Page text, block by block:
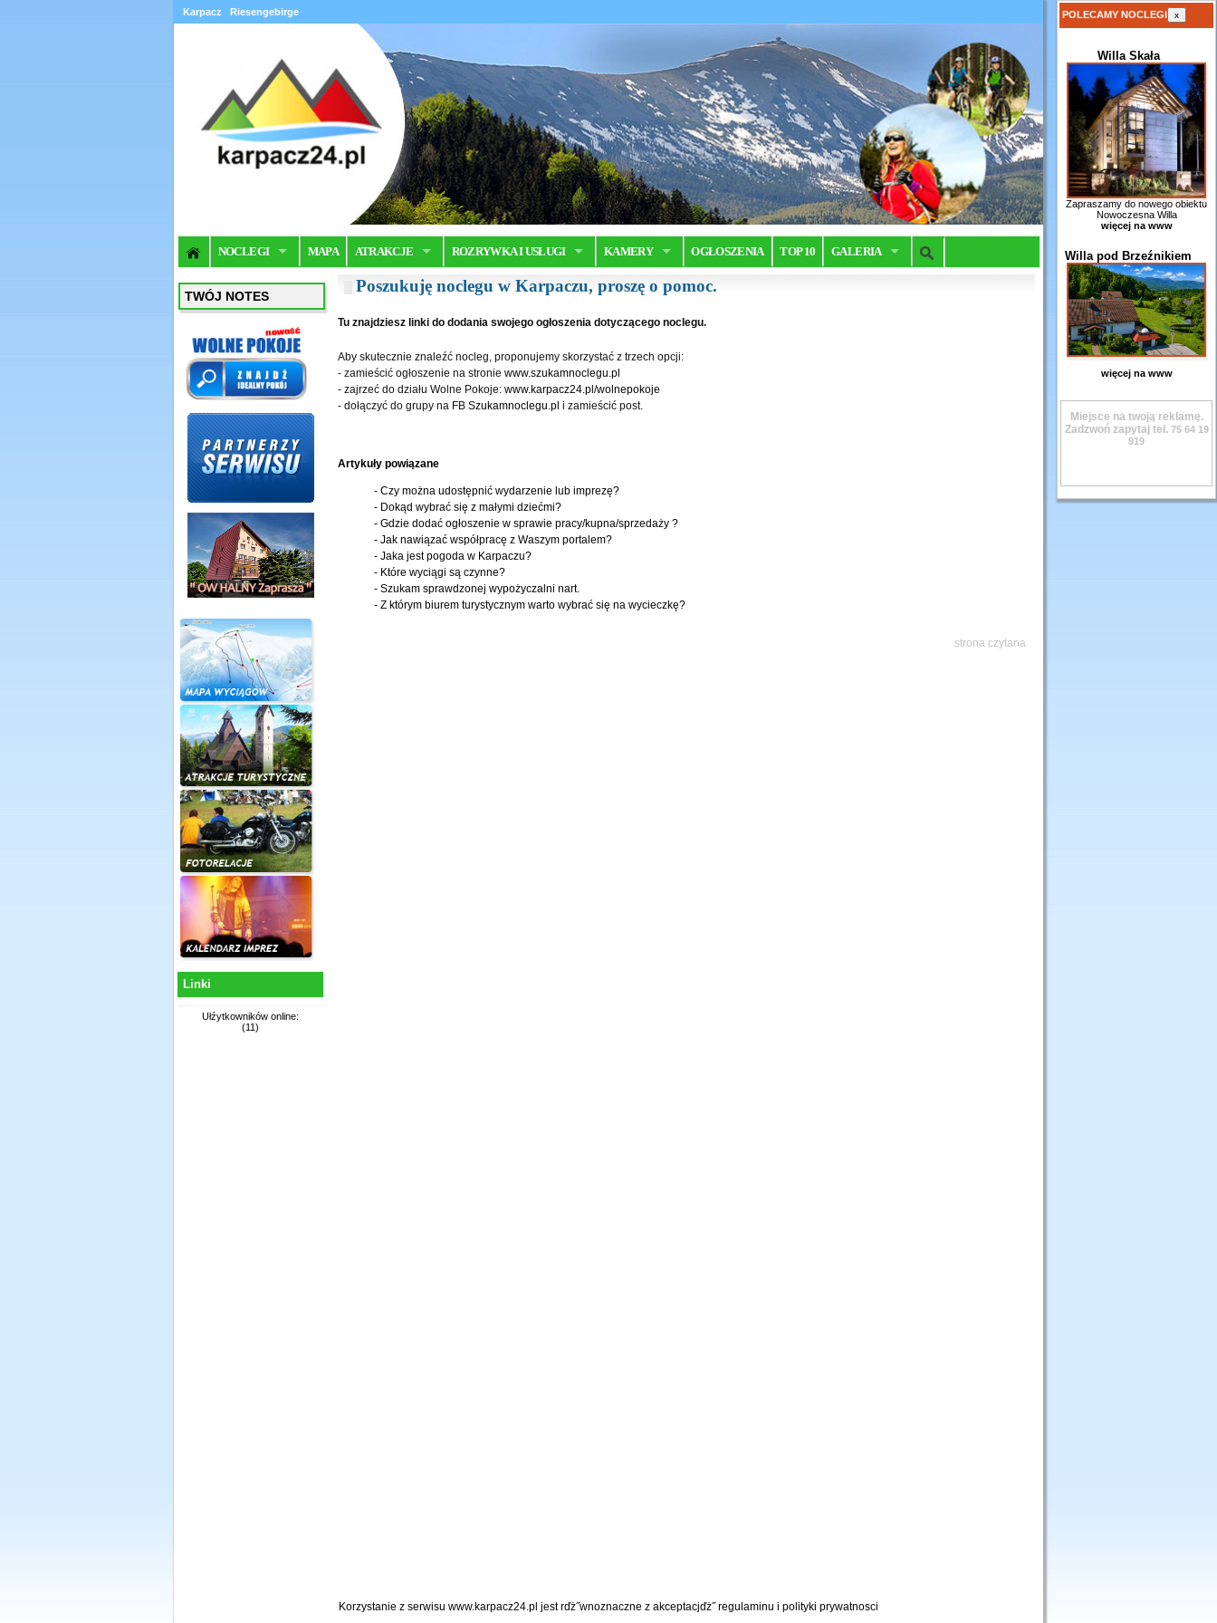
Karpacz Riesengebirge
NOCLEGI MAPA ATRAKCJE ROZRYWKA I USŁUGI KAMERY OGŁOSZENIA TOP 10 GALERIA
TWÓJ NOTES
Linki
Ułźytkowników online:
(11)
Poszukuję noclegu w Karpaczu, proszę o pomoc.
Tu znajdziesz linki do dodania swojego ogłoszenia dotyczącego noclegu.
Aby skutecznie znaleźć nocleg, proponujemy skorzystać z trzech opcji:
- zamieścić ogłoszenie na stronie www.szukamnoclegu.pl
- zajrzeć do działu Wolne Pokoje: www.karpacz24.pl/wolnepokoje
- dołączyć do grupy na FB Szukamnoclegu.pl i zamieścić post.
Artykuły powiązane
- Czy można udostępnić wydarzenie lub imprezę?
- Dokąd wybrać się z małymi dziećmi?
- Gdzie dodać ogłoszenie w sprawie pracy/kupna/sprzedaży ?
- Jak nawiązać współpracę z Waszym portalem?
- Jaka jest pogoda w Karpaczu?
- Które wyciągi są czynne?
- Szukam sprawdzonej wypożyczalni nart.
- Z którym biurem turystycznym warto wybrać się na wycieczkę?
strona czytana
Korzystanie z serwisu www.karpacz24.pl jest rďż˝wnoznaczne z akceptacjďż˝regulaminu i polityki prywatnosci
POLECAMY NOCLEGI x
Willa Skała
Zapraszamy do nowego obiektu
Nowoczesna Willa
więcej na www
Willa pod Brzeźnikiem
więcej na www
Miejsce na twoją reklamę.
Zadzwoń zapytaj tel. 75 64 19
919